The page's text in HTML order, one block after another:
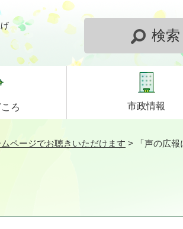
検索
ろ 市政情報
ページでお聴きいただけます >
「声の広